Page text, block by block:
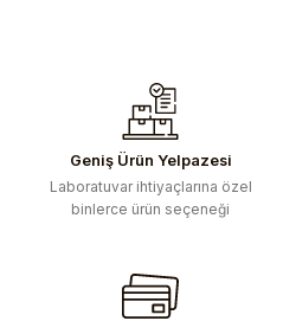
Geniş Ürün Yelpazesi
Laboratuvar ihtiyaçlarına özel
binlerce ürün seçeneği